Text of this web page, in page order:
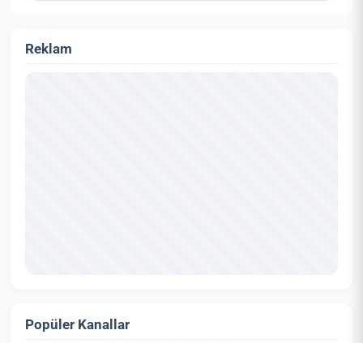
Reklam
Popüler Kanallar